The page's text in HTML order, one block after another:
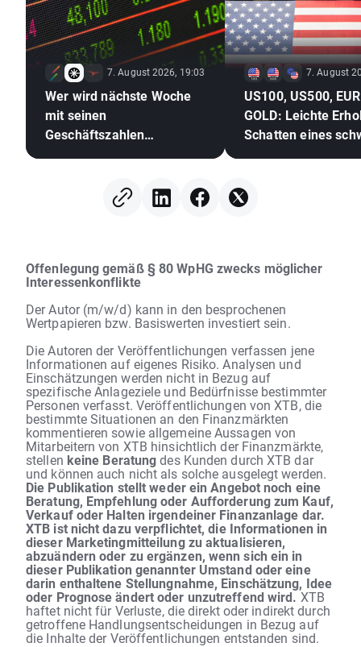
7. August 2026, 19:03
Wer wird nächste Woche
mit seinen
Geschäftszahlen
7. August
US100, US500,
GOLD: Leichte
Schatten eines
Offenlegung gemäß § 80 WpHG zwecks möglicher
Interessenkonflikte
Der Autor (m/w/d) kann in den besprochenen
Wertpapieren bzw. Basiswerten investiert sein.
Die Autoren der Veröffentlichungen verfassen jene
Informationen auf eigenes Risiko. Analysen und
Einschätzungen werden nicht in Bezug auf
spezifische Anlageziele und Bedürfnisse bestimmter
Personen verfasst. Veröffentlichungen von XTB, die
bestimmte Situationen an den Finanzmärkten
kommentieren sowie allgemeine Aussagen von
Mitarbeitern von XTB hinsichtlich der Finanzmärkte,
stellen keine Beratungdes Kunden durch XTB dar
und können auch nicht als solche ausgelegt werden.
Die Publikation stellt weder ein Angebot noch eine
Beratung, Empfehlung oder Aufforderung zum Kauf,
Verkauf oder Halten irgendeiner Finanzanlage dar.
XTB ist nicht dazu verpflichtet, die Informationen in
dieser Marketingmitteilung zu aktualisieren,
abzuändern oder zu ergänzen, wenn sich ein in
dieser Publikation genannter Umstand oder eine
darin enthaltene Stellungnahme, Einschätzung, Idee
oder Prognose ändert oder unzutreffend wird. XTB
haftet nicht für Verluste, die direkt oder indirekt durch
getroffene Handlungsentscheidungen in Bezug auf
die Inhalte der Veröffentlichungen entstanden sind.